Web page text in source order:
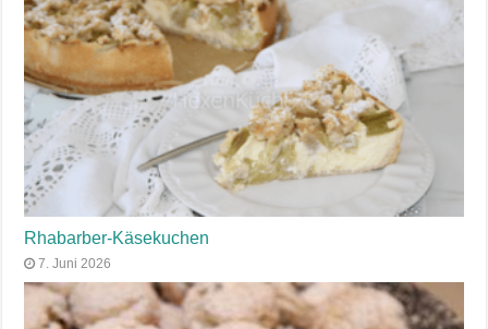
Rhabarber-Käsekuchen
7. Juni 2026